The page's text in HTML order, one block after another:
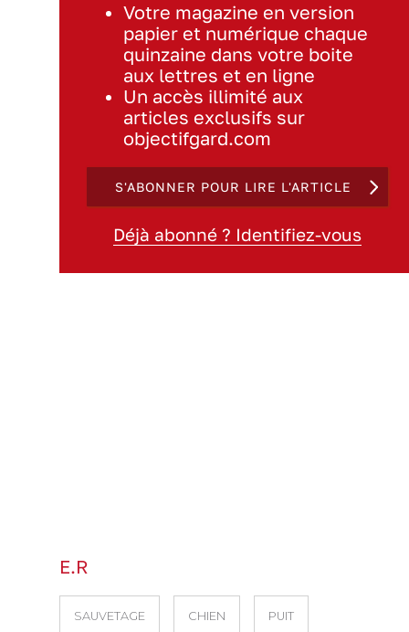
Votre magazine en version
papier et numérique chaque
quinzaine dans votre boite
aux lettres et en ligne
Un accès illimité aux
articles exclusifs sur
objectifgard.com
S'ABONNER POUR LIRE L'ARTICLE
Déjà abonné ? Identifiez-vous
E.R
SAUVETAGE CHIEN PUIT